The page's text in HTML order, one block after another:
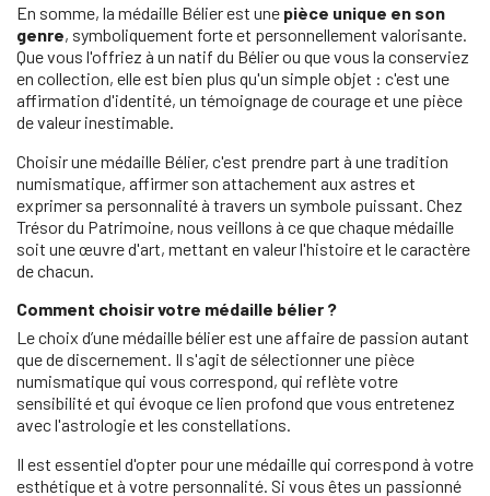
En somme, la médaille Bélier est une pièce unique en son
genre, symboliquement forte et personnellement valorisante.
Que vous l'offriez à un natif du Bélier ou que vous la conserviez
en collection, elle est bien plus qu'un simple objet : c'est une
affirmation d'identité, un témoignage de courage et une pièce
de valeur inestimable.
Choisir une médaille Bélier, c'est prendre part à une tradition
numismatique, affirmer son attachement aux astres et
exprimer sa personnalité à travers un symbole puissant. Chez
Trésor du Patrimoine, nous veillons à ce que chaque médaille
soit une œuvre d'art, mettant en valeur l'histoire et le caractère
de chacun.
Comment choisir votre médaille bélier ?
Le choix d’une médaille bélier est une affaire de passion autant
que de discernement. Il s'agit de sélectionner une pièce
numismatique qui vous correspond, qui reflète votre
sensibilité et qui évoque ce lien profond que vous entretenez
avec l'astrologie et les constellations.
Il est essentiel d'opter pour une médaille qui correspond à votre
esthétique et à votre personnalité. Si vous êtes un passionné